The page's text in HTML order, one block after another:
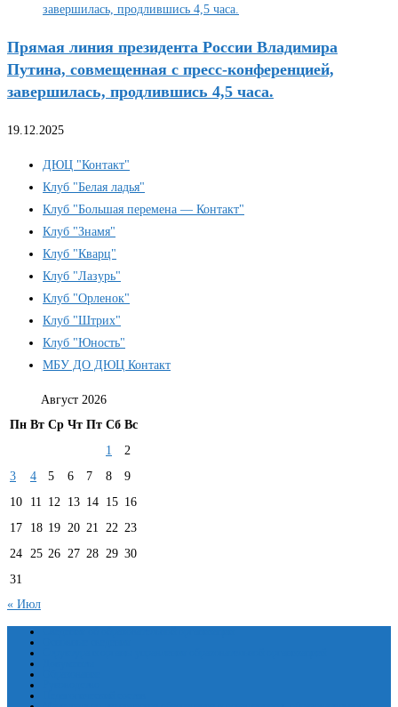
Прямая линия президента России Владимира
Путина, совмещенная с пресс-конференцией,
завершилась, продлившись 4,5 часа.
19.12.2025
ДЮЦ "Контакт"
Клуб "Белая ладья"
Клуб "Большая перемена — Контакт"
Клуб "Знамя"
Клуб "Кварц"
Клуб "Лазурь"
Клуб "Орленок"
Клуб "Штрих"
Клуб "Юность"
МБУ ДО ДЮЦ Контакт
Август 2026
Пн Вт Ср Чт Пт Сб Вс
1
2
3
4 5 6 7 8
9
10
11 12 13 14 15 16
17
18 19 20 21 22 23
24 25 26 27 28 29 30
31
« Июл